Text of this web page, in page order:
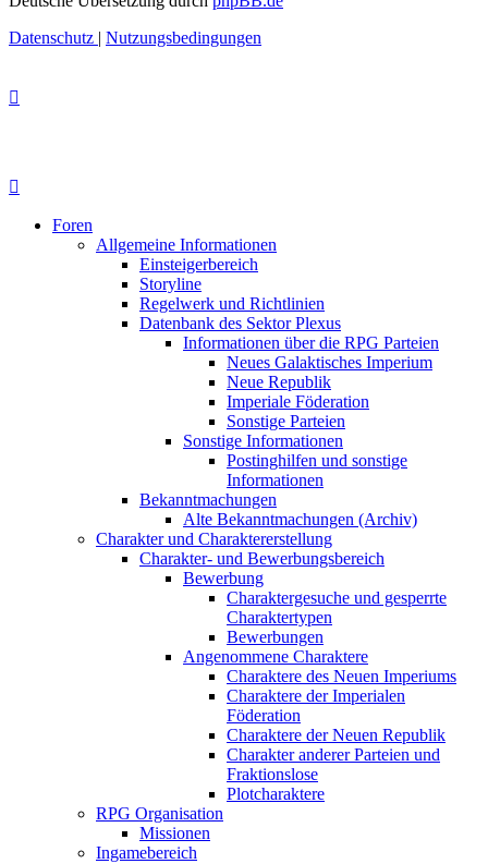
Datenschutz | Nutzungsbedingungen
Foren
Allgemeine Informationen
Einsteigerbereich
Storyline
Regelwerk und Richtlinien
Datenbank des Sektor Plexus
Informationen über die RPG Parteien
Neues Galaktisches Imperium
Neue Republik
Imperiale Föderation
Sonstige Parteien
Sonstige Informationen
Postinghilfen und sonstige
Informationen
Bekanntmachungen
Alte Bekanntmachungen (Archiv)
Charakter und Charaktererstellung
Charakter- und Bewerbungsbereich
Bewerbung
Charaktergesuche und gesperrte
Charaktertypen
Bewerbungen
Angenommene Charaktere
Charaktere des Neuen Imperiums
Charaktere der Imperialen
Föderation
Charaktere der Neuen Republik
Charakter anderer Parteien und
Fraktionslose
Plotcharaktere
RPG Organisation
Missionen
Ingamebereich